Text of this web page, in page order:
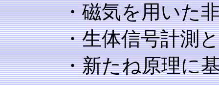
・磁気を用いた非
・生体信号計測と
・新たね原理に基